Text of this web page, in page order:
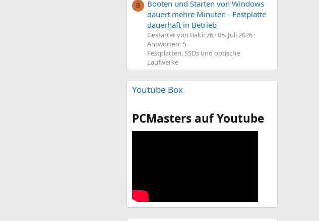
B
Booten und Starten von Windows
dauert mehre Minuten - Festplatte
dauerhaft in Betrieb
Gestartet von Baltic76 05. Juli 2026
Antworten: 5
Festplatten, SSDs und optische
Laufwerke
Youtube Box
PCMasters auf Youtube